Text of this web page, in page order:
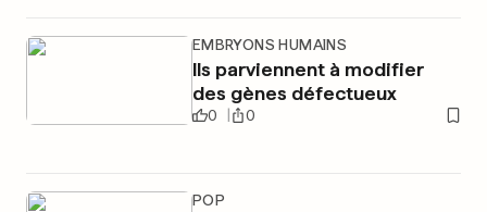
EMBRYONS HUMAINS
Ils parviennent à modifier
des gènes défectueux
0 0
POP